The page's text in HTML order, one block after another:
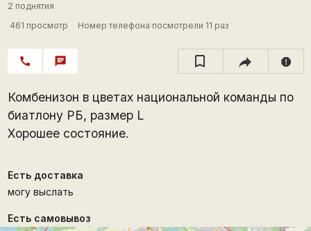
2 поднятия
461 просмотр
Номер телефона посмотрели 11 раз
call chat report
Комбенизон в цветах национальной команды по
биатлону РБ, размер L
Хорошее состояние.
Есть доставка
могу выслать
Есть самовывоз